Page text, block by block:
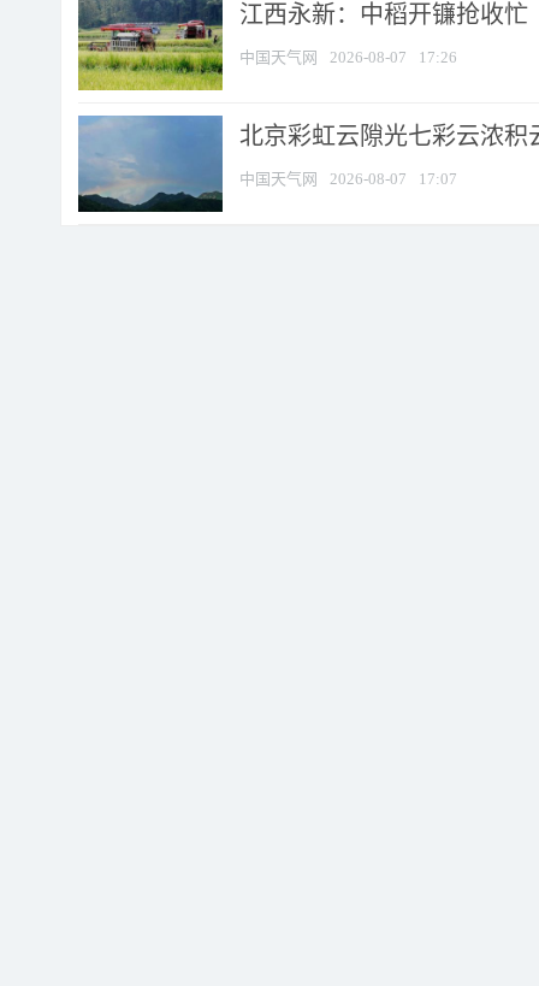
江西永新：中稻开镰抢收忙
中国天气网 2026-08-07 17:26
北京彩虹云隙光七彩云浓积
中国天气网 2026-08-07 17:07